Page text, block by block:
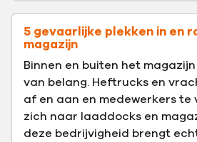
5 gevaarlijke plekken in en
magazijn
Binnen en buiten het
van belang. Heftrucks en
af en aan en medewerkers te
zich naar laaddocks en
deze bedrijvigheid brengt